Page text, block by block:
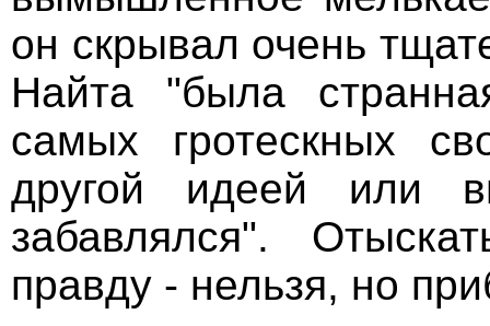
он скрывал очень
Найта "была
самых гротескных
другой идеей или
забавлялся".
правду - нельзя, но